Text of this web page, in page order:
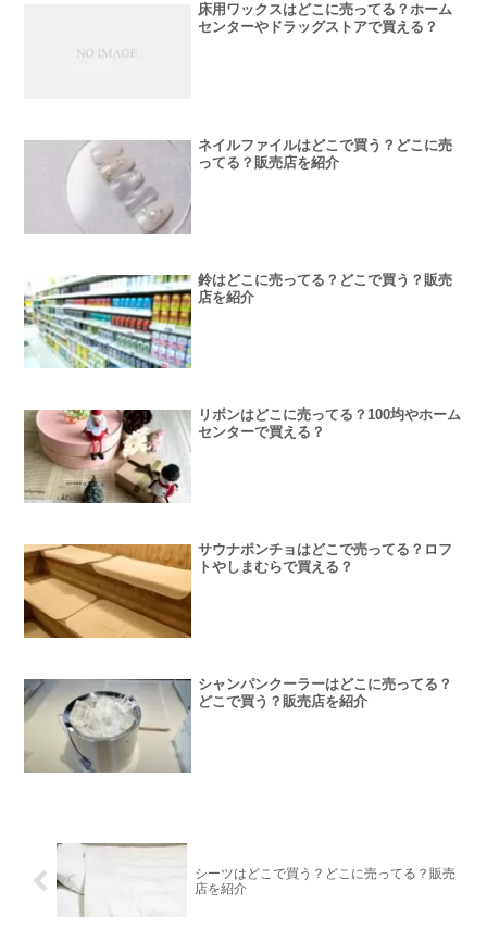
床用ワックスはどこに売ってる？ホーム
センターやドラッグストアで買える？
ネイルファイルはどこで買う？どこに売
ってる？販売店を紹介
鈴はどこに売ってる？どこで買う？販売
店を紹介
リボンはどこに売ってる？100均やホーム
センターで買える？
サウナポンチョはどこで売ってる？ロフ
トやしまむらで買える？
シャンパンクーラーはどこに売ってる？
どこで買う？販売店を紹介
シーツはどこで買う？どこに売ってる？販売
店を紹介